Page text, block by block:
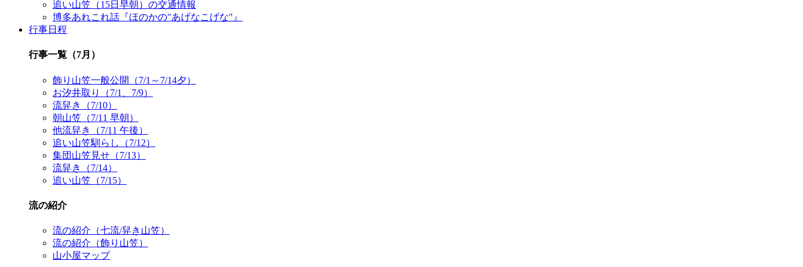
追い山笠（15日早朝）の交通情報
博多あれこれ話『ほのかの"あげなこげな"』
行事日程
行事一覧（7月）
飾り山笠一般公開（7/1～7/14夕）
お汐井取り（7/1、7/9）
流舁き（7/10）
朝山笠（7/11 早朝）
他流舁き（7/11 午後）
追い山笠馴らし（7/12）
集団山笠見せ（7/13）
流舁き（7/14）
追い山笠（7/15）
流の紹介
流の紹介（七流/舁き山笠）
流の紹介（飾り山笠）
山小屋マップ